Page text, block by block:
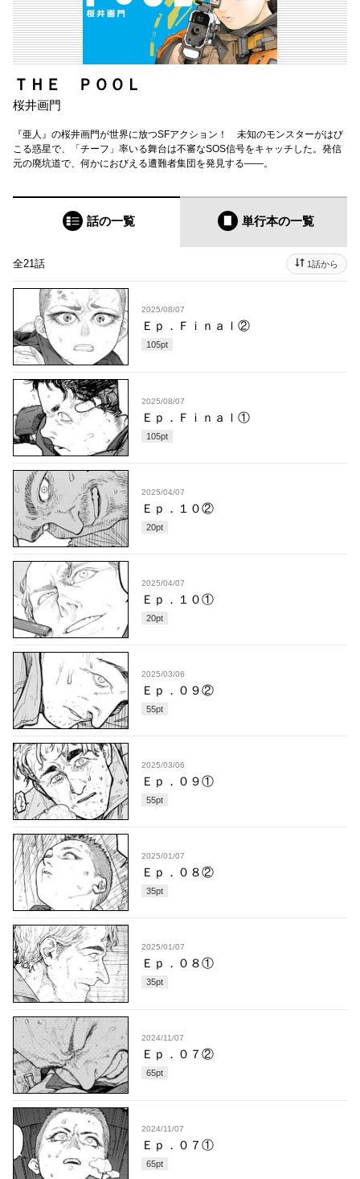
ＴＨＥ ＰＯＯＬ
桜井画門
『亜人』の桜井画門が世界に放つSFアクション！ 未知のモンスターがはび
こる惑星で、「チーフ」率いる舞台は不審なSOS信号をキャッチした。発信
元の廃坑道で、何かにおびえる遭難者集団を発見する――。
話の一覧 単行本の一覧
全21話 1話から
2025/08/07
Ｅｐ．Ｆｉｎａｌ②
105pt
2025/08/07
Ｅｐ．Ｆｉｎａｌ①
105pt
2025/04/07
Ｅｐ．１０②
20pt
2025/04/07
Ｅｐ．１０①
20pt
2025/03/06
Ｅｐ．０９②
55pt
2025/03/06
Ｅｐ．０９①
55pt
2025/01/07
Ｅｐ．０８②
35pt
2025/01/07
Ｅｐ．０８①
35pt
2024/11/07
Ｅｐ．０７②
65pt
2024/11/07
Ｅｐ．０７①
65pt